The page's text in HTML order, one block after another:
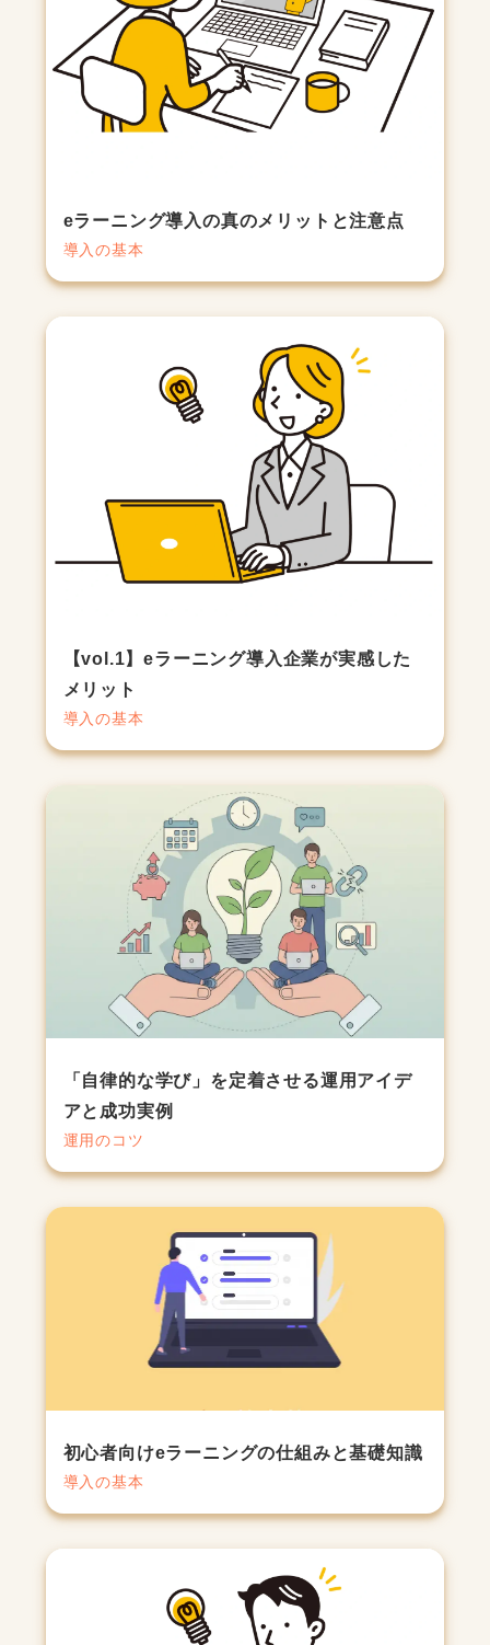
eラーニング導入の真のメリットと注意点
導入の基本
【vol.1】eラーニング導入企業が実感した
メリット
導入の基本
「自律的な学び」を定着させる運用アイデ
アと成功実例
運用のコツ
初心者向けeラーニングの仕組みと基礎知識
導入の基本